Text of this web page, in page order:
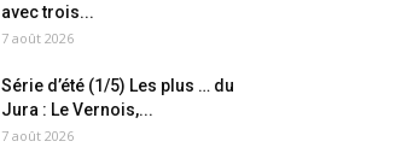
avec trois...
7 août 2026
Série d’été (1/5) Les plus … du
Jura : Le Vernois,...
7 août 2026